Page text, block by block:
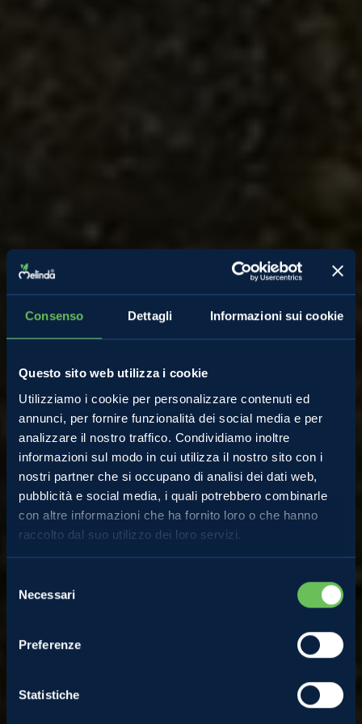
Consenso Dettagli Informazioni sui cookie
Questo sito web utilizza i cookie
Utilizziamo i cookie per personalizzare contenuti ed
annunci, per fornire funzionalità dei social media e per
analizzare il nostro traffico. Condividiamo inoltre
informazioni sul modo in cui utilizza il nostro sito con i
nostri partner che si occupano di analisi dei dati web,
pubblicità e social media, i quali potrebbero combinarle
con altre informazioni che ha fornito loro o che hanno
raccolto dal suo utilizzo dei loro servizi.
delNecessari
Preferenze
Statistiche
Melinda
Melinda, un consorzio di
mele nelle valli del Noce (Val di Non e Sole): oltre 4.000